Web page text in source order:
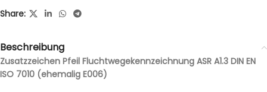
Share:
Beschreibung
Zusatzzeichen Pfeil Fluchtwegekennzeichnung ASR A1.3 DIN EN
ISO 7010 (ehemalig E006)